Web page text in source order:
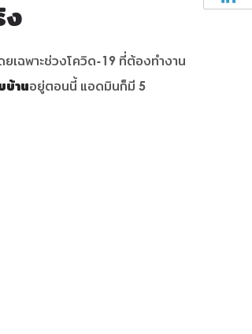
ง
เฉพาะช่วงโควิด-19 ที่ต้องทำงาน
บ้านอยู่ตอนนี้ แอดมินก็มี 5